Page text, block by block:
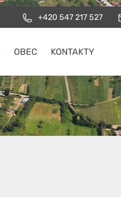
+420 547 217 527
OBEC KONTAKTY